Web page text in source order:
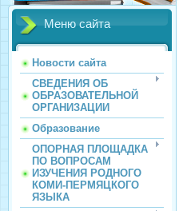
Меню сайта
Новости сайта
СВЕДЕНИЯ ОБ
ОБРАЗОВАТЕЛЬНОЙ
ОРГАНИЗАЦИИ
Образование
ОПОРНАЯ ПЛОЩАДКА
ПО ВОПРОСАМ
ИЗУЧЕНИЯ РОДНОГО
КОМИ-ПЕРМЯЦКОГО
ЯЗЫКА